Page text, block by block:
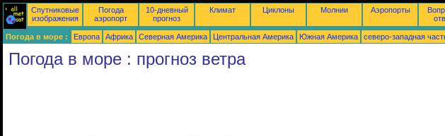
Спутниковые
изображения
Погода
аэропорт
10-дневный
прогноз
Климат Циклоны Молнии Аэропорты
Погода в море : Европа Африка Северная Америка Центральная Америка Южная Америка северо-западная
Погода в море : прогноз ветра